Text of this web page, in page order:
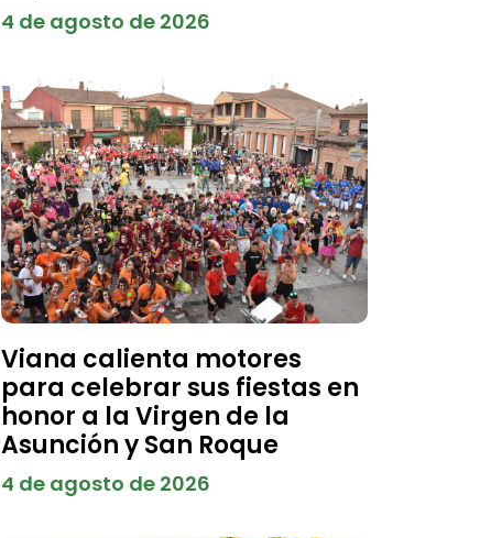
4 de agosto de 2026
Viana calienta motores
para celebrar sus fiestas en
honor a la Virgen de la
Asunción y San Roque
4 de agosto de 2026